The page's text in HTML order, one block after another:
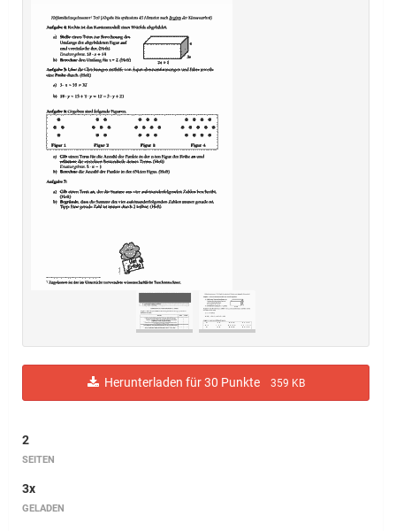
Herunterladen für 30 Punkte 359 KB
2
SEITEN
3x
GELADEN